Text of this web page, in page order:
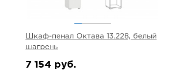
Шкаф-пенал Октава 13.228, белый
шагрень
7 154 руб.